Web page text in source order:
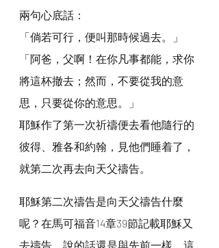
兩句心底話：
「倘若可行，便叫那時候過去。」
「阿爸，父啊！在你凡事都能，求你
將這杯撤去；然而，不要從我的意
思，只要從你的意思。」
耶穌作了第一次祈禱便去看他隨行的
彼得、雅各和約翰，見他們睡着了，
就第二次再去向天父禱告。
耶穌第二次禱告是向天父禱告什麼
呢？在馬可福音14章39節記載耶穌又
去禱告，說的話還是與先前一樣。這